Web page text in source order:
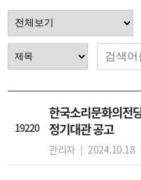
19220
한국소리문화의전
정기대관 공고
관리자 | 2024.10.18